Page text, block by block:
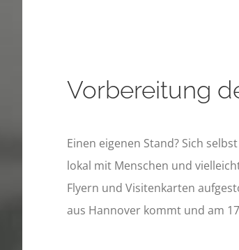
Vorbereitung
Einen eigenen Stand? Sich
lokal mit Menschen und
Flyern und Visitenkarten
aus Hannover kommt und am